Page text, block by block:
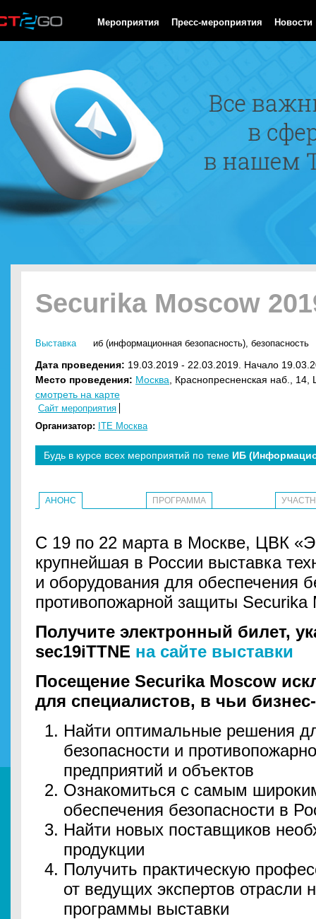
Мероприятия Пресс-мероприятия Новости
Securika Moscow
Выставка иб (информационная безопасность), безопасность
Дата проведения: 19.03.2019 - 22.03.2019. Начало
Место проведения: Москва , Краснопресненская наб.,
смотреть на карте
Сайт мероприятия
Организатор: ITE Москва
Будь в курсе всех мероприятий по теме ИБ
АНОНС ПРОГРАММА
С 19 по 22 марта в Москве, ЦВК
крупнейшая в России выставка
и оборудования для обеспечения
противопожарной защиты Securika
Получите электронный билет,
sec19iTTNE на сайте выставки
Посещение Securika Moscow
для специалистов, в чьи
Найти оптимальные решения
безопасности и
предприятий и объектов
Ознакомиться с самым
обеспечения безопасности в
Найти новых поставщиков
продукции
Получить практическую
от ведущих экспертов отрасли
программы выставки